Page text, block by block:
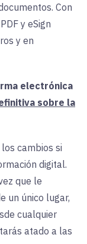
Con
y eSign
y en
electrónica
sobre la
cambios si
digital.
que le
un único lugar,
cualquier
atado a las